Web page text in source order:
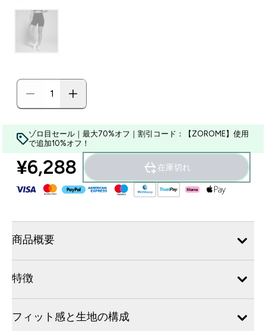
ゾロ目セール｜最大70%オフ｜割引コード：【ZOROME】使用
で追加10%オフ！
¥6,288‎ 在庫切れ
商品概要
特徴
フィット感と生地の構成